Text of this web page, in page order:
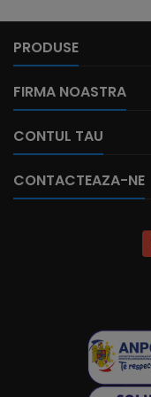
PRODUSE
FIRMA NOASTRA
CONTUL TAU
CONTACTEAZA-NE